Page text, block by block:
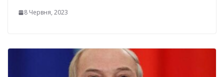
8 Червня, 2023